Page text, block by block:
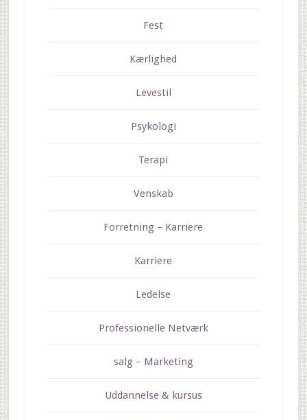
Fest
Kærlighed
Levestil
Psykologi
Terapi
Venskab
Forretning – Karriere
Karriere
Ledelse
Professionelle Netværk
salg – Marketing
Uddannelse & kursus